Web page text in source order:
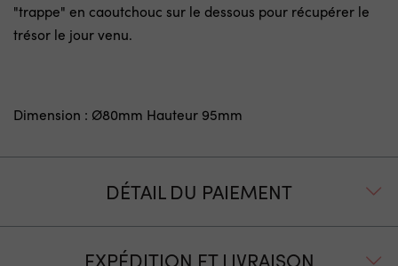
"trappe" en caoutchouc sur le dessous pour récupérer le
trésor le jour venu.
Dimension : Ø80mm Hauteur 95mm
DÉTAIL DU PAIEMENT
EXPÉDITION ET LIVRAISON